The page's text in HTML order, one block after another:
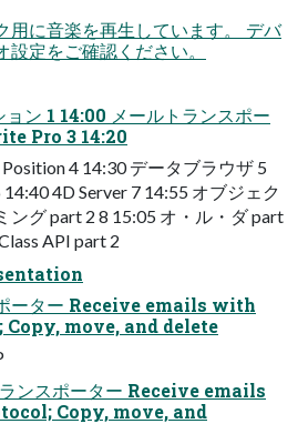
⽤に⾳楽を再⽣しています。 デバ
定をご確認ください。
ン 1 14:00 メールトランスポー
Pro 3 14:20
4 14:30 データブラウザ 5
4D Server 7 14:55 オブジェク
ング part 2 8 15:05 オ・ル・ダ part
API part 2
ーター Receive emails with
Copy, move, and delete
ンスポーター Receive emails
Copy, move, and